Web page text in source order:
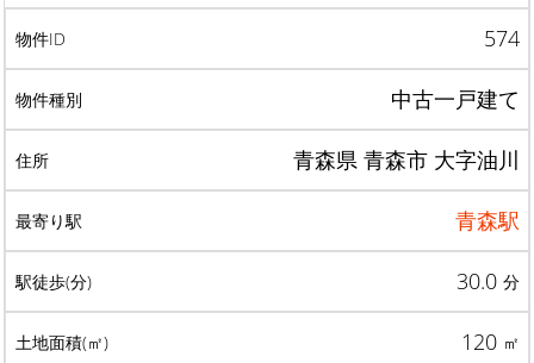
574
中古一戸建て
青森県 青森市 大字油川
青森駅
30.0 分
120 ㎡